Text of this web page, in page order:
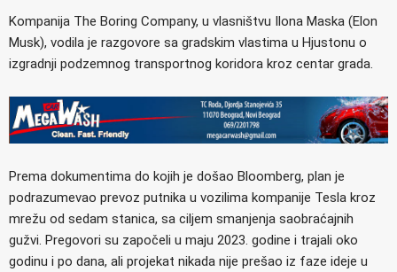
Kompanija The Boring Company, u vlasništvu Ilona Maska (Elon
Musk), vodila je razgovore sa gradskim vlastima u Hjustonu o
izgradnji podzemnog transportnog koridora kroz centar grada.
Prema dokumentima do kojih je došao Bloomberg, plan je
podrazumevao prevoz putnika u vozilima kompanije Tesla kroz
mrežu od sedam stanica, sa ciljem smanjenja saobraćajnih
gužvi. Pregovori su započeli u maju 2023. godine i trajali oko
godinu i po dana, ali projekat nikada nije prešao iz faze ideje u